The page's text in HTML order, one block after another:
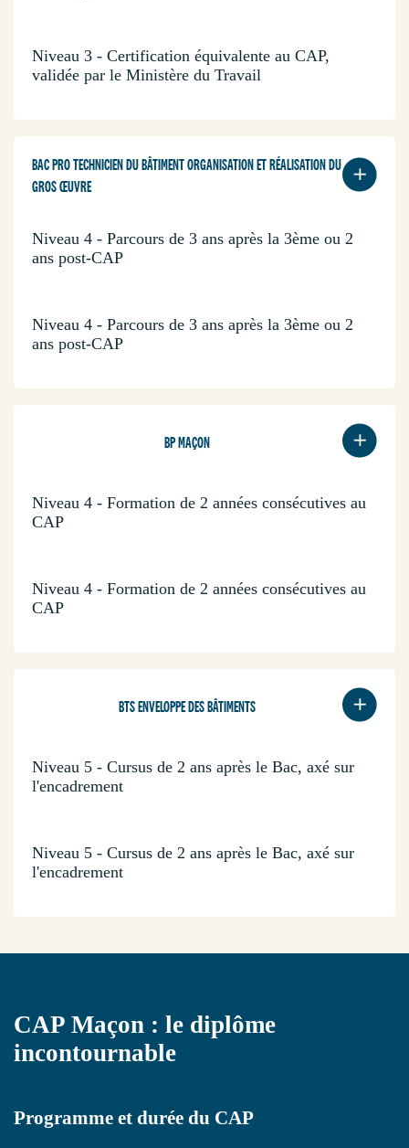
Niveau 3 - Certification équivalente au CAP,
validée par le Ministère du Travail
BAC PRO TECHNICIEN DU BÂTIMENT ORGANISATION ET RÉALISATION DU
GROS ŒUVRE
Niveau 4 - Parcours de 3 ans après la 3ème ou 2
ans post-CAP
Niveau 4 - Parcours de 3 ans après la 3ème ou 2
ans post-CAP
BP MAÇON
Niveau 4 - Formation de 2 années consécutives au
CAP
Niveau 4 - Formation de 2 années consécutives au
CAP
BTS ENVELOPPE DES BÂTIMENTS
Niveau 5 - Cursus de 2 ans après le Bac, axé sur
l'encadrement
Niveau 5 - Cursus de 2 ans après le Bac, axé sur
l'encadrement
CAP Maçon : le diplôme
incontournable
Programme et durée du CAP